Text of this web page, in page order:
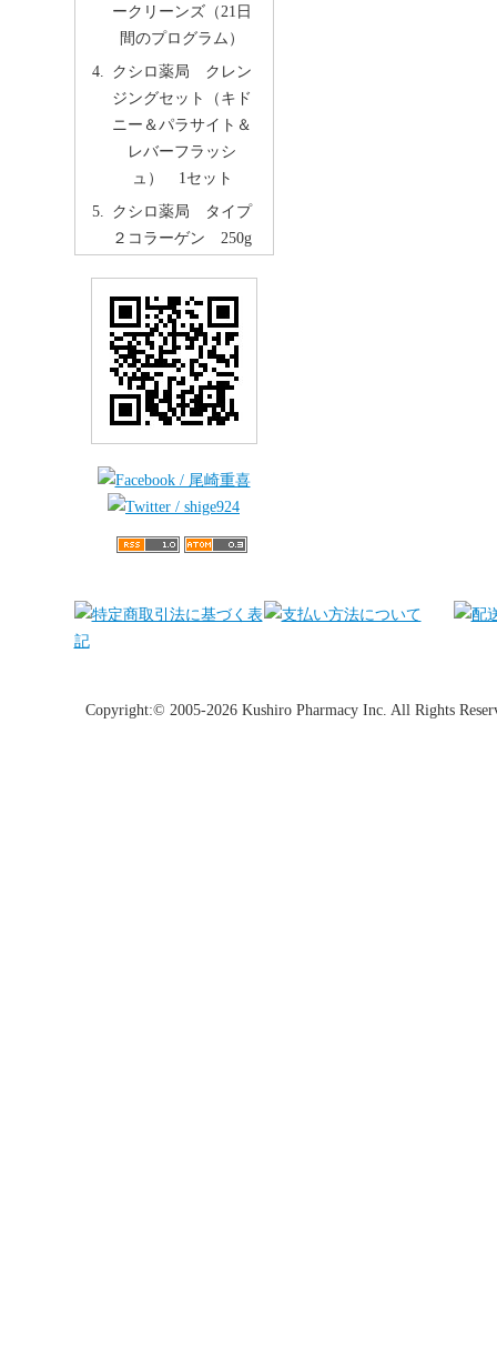
ークリーンズ（21日
間のプログラム）
クシロ薬局 クレン
ジングセット（キド
ニー＆パラサイト＆
レバーフラッシ
ュ） 1セット
クシロ薬局 タイプ
２コラーゲン 250g
Copyright:© 2005-2026 Kushiro Pharmacy Inc. All Rights